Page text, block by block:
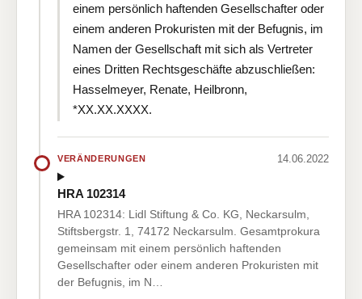
einem persönlich haftenden Gesellschafter oder
einem anderen Prokuristen mit der Befugnis, im
Namen der Gesellschaft mit sich als Vertreter
eines Dritten Rechtsgeschäfte abzuschließen:
Hasselmeyer, Renate, Heilbronn,
*XX.XX.XXXX.
VERÄNDERUNGEN 14.06.2022
HRA 102314
HRA 102314: Lidl Stiftung & Co. KG, Neckarsulm,
Stiftsbergstr. 1, 74172 Neckarsulm. Gesamtprokura
gemeinsam mit einem persönlich haftenden
Gesellschafter oder einem anderen Prokuristen mit
der Befugnis, im N…